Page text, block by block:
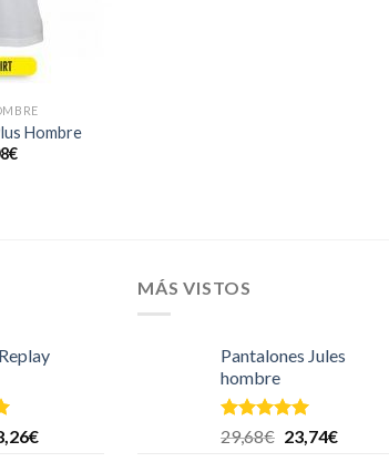
Hombre
€
€
MÁS VISTOS
Pantalones Jules
hombre
Valorado en
5.00
29,68€ 23,74€